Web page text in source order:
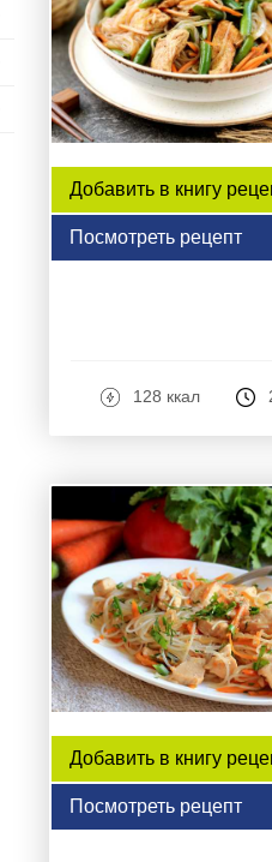
Добавить в книгу
Посмотреть рецепт
128 ккал
Добавить в книгу
Посмотреть рецепт